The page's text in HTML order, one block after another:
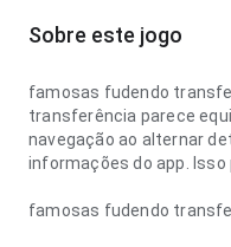
Sobre este jogo
famosas fudendo
transferência parece
navegação ao alternar
informações do app.
famosas fudendo